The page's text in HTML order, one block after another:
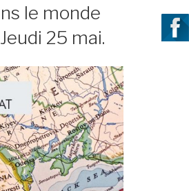
le monde
25 mai.